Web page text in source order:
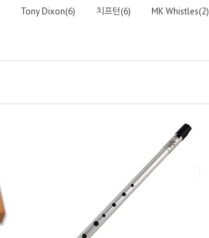
Tony Dixon(6) 치프턴(6) MK Whistles(2)